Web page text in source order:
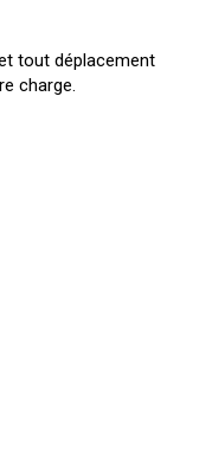
tout déplacement
charge.